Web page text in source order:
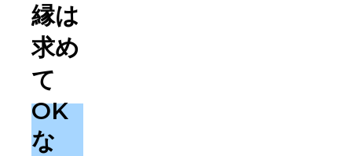
縁は
求め
て
OK
な